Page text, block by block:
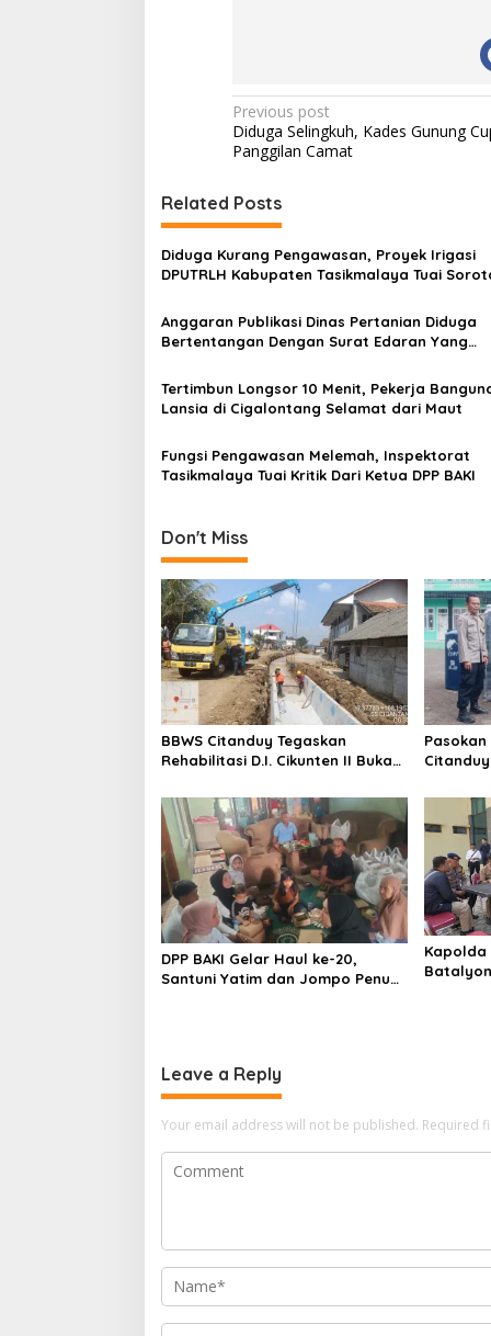
P
o
t
n
a
i
g
a
t
i
o
Previous post
Diduga Selingkuh, Kades Gunung
Panggilan Camat
Related Posts
Diduga Kurang Pengawasan, Proyek Irigasi
DPUTRLH Kabupaten Tasikmalaya Tuai
Anggaran Publikasi Dinas Pertanian Diduga
Bertentangan Dengan Surat Edaran Yang
Tertimbun Longsor 10 Menit, Pekerja
Lansia di Cigalontang Selamat dari Maut
Fungsi Pengawasan Melemah, Inspektorat
Tasikmalaya Tuai Kritik Dari Ketua DPP BAKI
Don't Miss
BBWS Citanduy Tegaskan
Rehabilitasi D.I. Cikunten II Bukan
Solusi Jangka Panjang bagi
Pertanian Tasikmalaya
Pasokan
DPP BAKI Gelar Haul ke-20,
Santuni Yatim dan Jompo Penuh
Kapolda
Leave a Reply
Your email address will not be published. Required